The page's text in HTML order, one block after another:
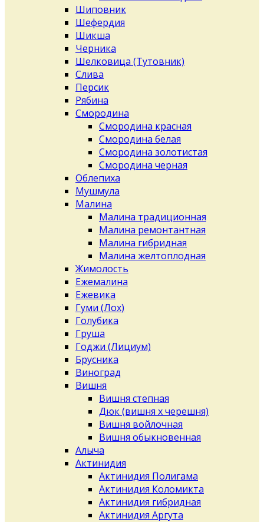
Шиповник
Шефердия
Шикша
Черника
Шелковица (Тутовник)
Слива
Персик
Рябина
Смородина
Смородина красная
Смородина белая
Смородина золотистая
Смородина черная
Облепиха
Мушмула
Малина
Малина традиционная
Малина ремонтантная
Малина гибридная
Малина желтоплодная
Жимолость
Ежемалина
Ежевика
Гуми (Лох)
Голубика
Груша
Годжи (Лициум)
Брусника
Виноград
Вишня
Вишня степная
Дюк (вишня х черешня)
Вишня войлочная
Вишня обыкновенная
Алыча
Актинидия
Актинидия Полигама
Актинидия Коломикта
Актинидия гибридная
Актинидия Аргута